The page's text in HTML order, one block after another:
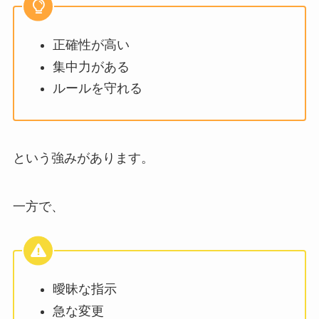
正確性が高い
集中力がある
ルールを守れる
という強みがあります。
一方で、
曖昧な指示
急な変更